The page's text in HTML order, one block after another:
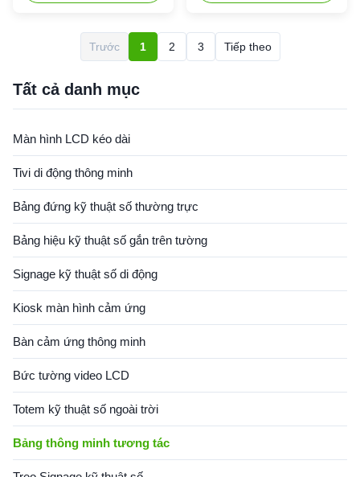
inch LCD touch panel DIsplay
ratio 16:9 Backlight LED
backlight Resolution
Brightness 400 cd/m² optional
Contrast ...
All in one:computer,
speaker, advertising machine,
multifunction in one
Trước 1 2 3 Tiếp theo
Tất cả danh mục
Màn hình LCD kéo dài
Tivi di động thông minh
Bảng đứng kỹ thuật số thường trực
Bảng hiệu kỹ thuật số gắn trên tường
Signage kỹ thuật số di động
Kiosk màn hình cảm ứng
Bàn cảm ứng thông minh
Bức tường video LCD
Totem kỹ thuật số ngoài trời
Bảng thông minh tương tác